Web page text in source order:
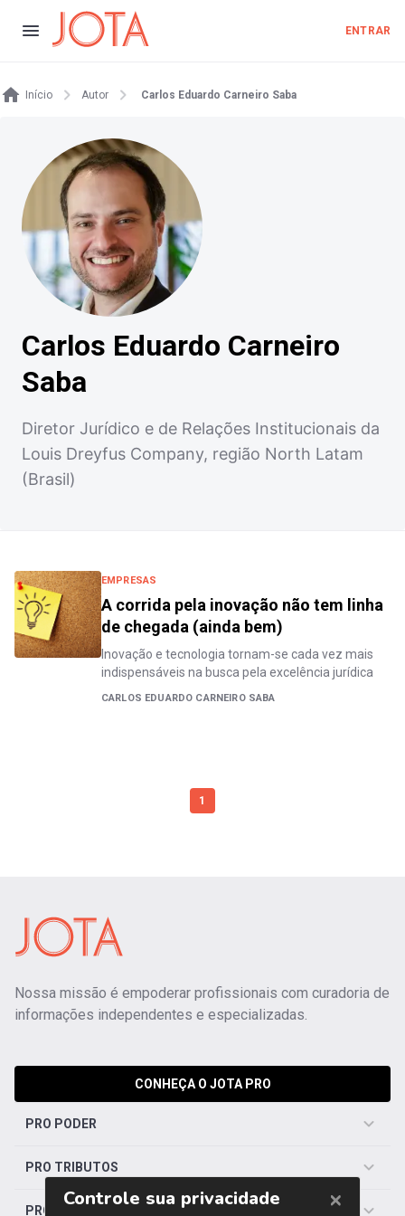
ENTRAR
Início Autor Carlos Eduardo Carneiro Saba
Carlos Eduardo Carneiro
Saba
Diretor Jurídico e de Relações Institucionais da
Louis Dreyfus Company, região North Latam
(Brasil)
EMPRESAS
A corrida pela inovação não tem linha
de chegada (ainda bem)
Inovação e tecnologia tornam-se cada vez mais
indispensáveis na busca pela excelência jurídica
CARLOS EDUARDO CARNEIRO SABA
1
Nossa missão é empoderar profissionais com curadoria de
informações independentes e especializadas.
CONHEÇA O JOTA PRO
PRO PODER
PRO TRIBUTOS
PRO TRABALHISTA